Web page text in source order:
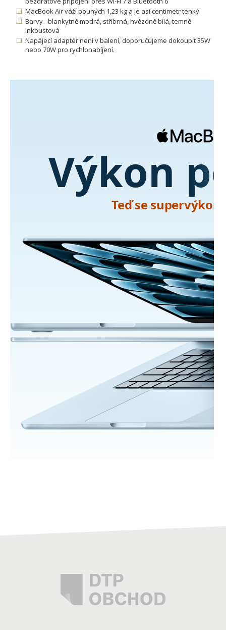
MacBook Air váží pouhých 1,23 kg a je asi centimetr tenký
Barvy - blankytně modrá, stříbrná, hvězdně bílá, temně
inkoustová
Napájecí adaptér není v balení, doporučujeme dokoupit 35W
nebo 70W pro rychlonabíjení.